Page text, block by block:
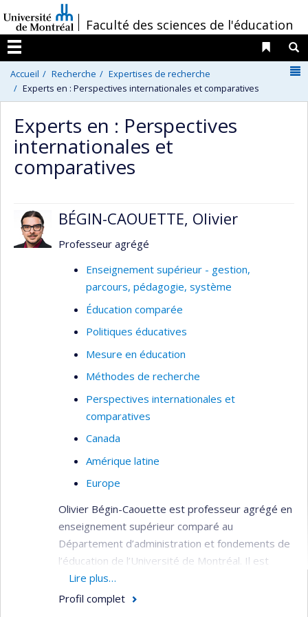
au
contenu
/Faculté des sciences de l'éducation
Menu
Liens
Accueil Recherche
Expertises de recherche
Experts en : Perspectives internationales et comparatives
Experts en : Perspectives
internationales et
comparatives
BÉGIN-CAOUETTE, Olivier
Professeur agrégé
Enseignement supérieur - gestion,
parcours, pédagogie, système
Éducation comparée
Politiques éducatives
Mesure en éducation
Méthodes de recherche
Perspectives internationales et
comparatives
Canada
Amérique latine
Europe
Olivier Bégin-Caouette est professeur agrégé en
enseignement supérieur comparé au
Département d’administration et fondements de
l’éducation de l’Université de Montréal. Il est
aussi titulaire de la Chaire de recherche du
Canada en enseignement supérieur comparé et
Lire plus…
Profil complet